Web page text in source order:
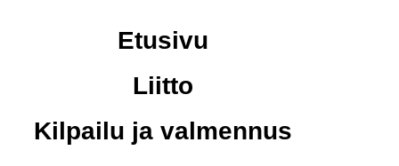
Etusivu
Liitto
Kilpailu ja valmennus